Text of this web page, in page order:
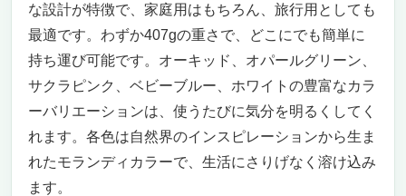
な設計が特徴で、家庭用はもちろん、旅行用としても
最適です。わずか407gの重さで、どこにでも簡単に
持ち運び可能です。オーキッド、オパールグリーン、
サクラピンク、ベビーブルー、ホワイトの豊富なカラ
ーバリエーションは、使うたびに気分を明るくしてく
れます。各色は自然界のインスピレーションから生ま
れたモランディカラーで、生活にさりげなく溶け込み
ます。